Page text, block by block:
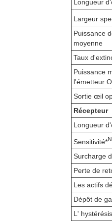
Longueur
Largeur
Puissance
moyenne
Taux
Puissance
l'émetteur
Sortie œil
Récepteur
Longueur
Sensitivité*N
Surcharge
Perte de
Les actifs
Dépôt de
L'